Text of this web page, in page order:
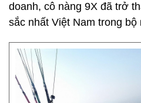
doanh, cô nàng 9X đã trở
sắc nhất Việt Nam trong